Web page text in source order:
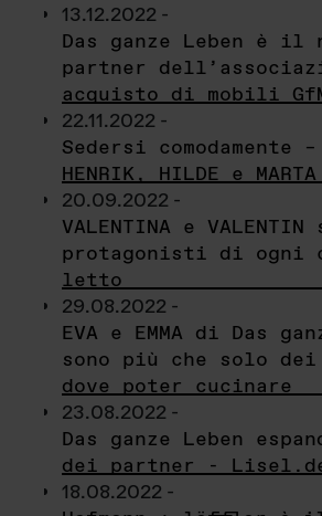
13.12.2022 -
Das ganze Leben è il
partner
acquisto di mobili
22.11.2022 -
Sedersi comodamente –
HENRIK, HILDE e MARTA
20.09.2022 -
VALENTINA e
protagonisti di ogni
letto
29.08.2022 -
EVA e EMMA di Das
sono più che solo
dove poter cucinare
23.08.2022 -
Das ganze Leben
dei partner -
18.08.2022 -